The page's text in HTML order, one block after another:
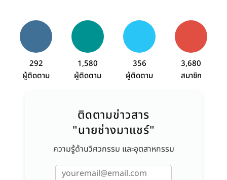
292
ผู้ติดตาม
1,580
ผู้ติดตาม
356
ผู้ติดตาม
3,680
สมาชิก
ติดตามข่าวสาร
"นายช่างมาแชร์"
ความรู้ด้านวิศวกรรม และอุตสาหกรรม